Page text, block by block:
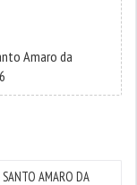
Amaro da
SANTO AMARO DA